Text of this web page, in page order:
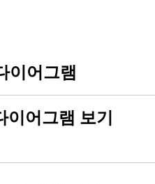
이어그램
어그램 보기